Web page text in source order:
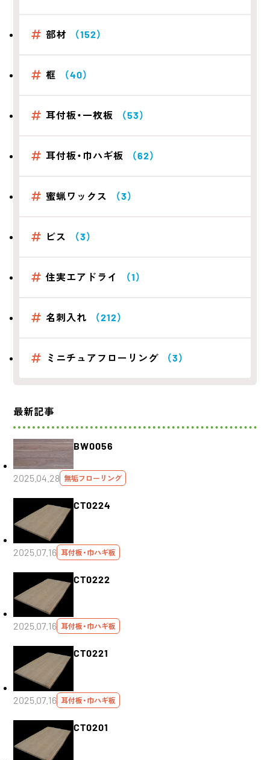
部材 （152）
框 （40）
耳付板・一枚板 （53）
耳付板・巾ハギ板 （62）
蜜蝋ワックス （3）
ビス （3）
住実エアドライ （1）
名刺入れ （212）
ミニチュアフローリング （3）
最新記事
BW0056
2025.04.28 無垢フローリング
CT0224
2025.07.16 耳付板・巾ハギ板
CT0222
2025.07.16 耳付板・巾ハギ板
CT0221
2025.07.16 耳付板・巾ハギ板
CT0201